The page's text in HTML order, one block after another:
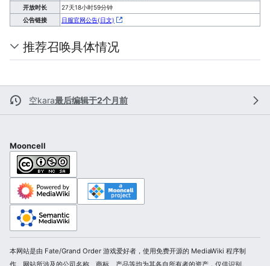
开放时长
27天18小时59分钟
公告链接
日服官网公告(日文)
推荐召唤具体情况
空kara最后编辑于2个月前
Mooncell
本网站是由 Fate/Grand Order 游戏爱好者，使用免费开源的 MediaWiki 程序制